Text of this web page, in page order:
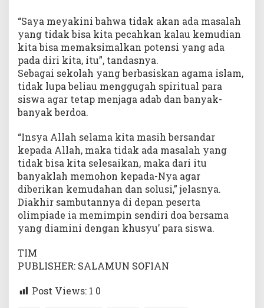
“Saya meyakini bahwa tidak akan ada masalah
yang tidak bisa kita pecahkan kalau kemudian
kita bisa memaksimalkan potensi yang ada
pada diri kita, itu”, tandasnya.
Sebagai sekolah yang berbasiskan agama islam,
tidak lupa beliau menggugah spiritual para
siswa agar tetap menjaga adab dan banyak-
banyak berdoa.
“Insya Allah selama kita masih bersandar
kepada Allah, maka tidak ada masalah yang
tidak bisa kita selesaikan, maka dari itu
banyaklah memohon kepada-Nya agar
diberikan kemudahan dan solusi,” jelasnya.
Diakhir sambutannya di depan peserta
olimpiade ia memimpin sendiri doa bersama
yang diamini dengan khusyu’ para siswa.
TIM
PUBLISHER: SALAMUN SOFIAN
Post Views: 1 0